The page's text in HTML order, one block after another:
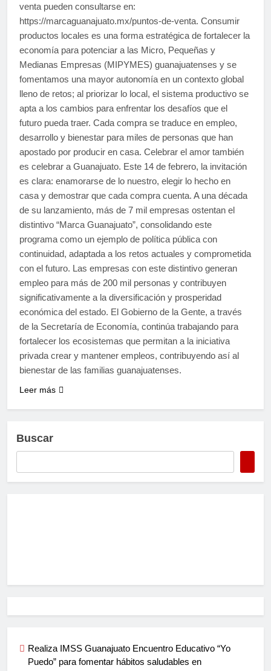
venta pueden consultarse en:
https://marcaguanajuato.mx/puntos-de-venta. Consumir
productos locales es una forma estratégica de fortalecer la
economía para potenciar a las Micro, Pequeñas y
Medianas Empresas (MIPYMES) guanajuatenses y se
fomentamos una mayor autonomía en un contexto global
lleno de retos; al priorizar lo local, el sistema productivo se
apta a los cambios para enfrentar los desafíos que el
futuro pueda traer. Cada compra se traduce en empleo,
desarrollo y bienestar para miles de personas que han
apostado por producir en casa. Celebrar el amor también
es celebrar a Guanajuato. Este 14 de febrero, la invitación
es clara: enamorarse de lo nuestro, elegir lo hecho en
casa y demostrar que cada compra cuenta. A una década
de su lanzamiento, más de 7 mil empresas ostentan el
distintivo “Marca Guanajuato”, consolidando este
programa como un ejemplo de política pública con
continuidad, adaptada a los retos actuales y comprometida
con el futuro. Las empresas con este distintivo generan
empleo para más de 200 mil personas y contribuyen
significativamente a la diversificación y prosperidad
económica del estado. El Gobierno de la Gente, a través
de la Secretaría de Economía, continúa trabajando para
fortalecer los ecosistemas que permitan a la iniciativa
privada crear y mantener empleos, contribuyendo así al
bienestar de las familias guanajuatenses.
Leer más
Buscar
Realiza IMSS Guanajuato Encuentro Educativo “Yo
Puedo” para fomentar hábitos saludables en